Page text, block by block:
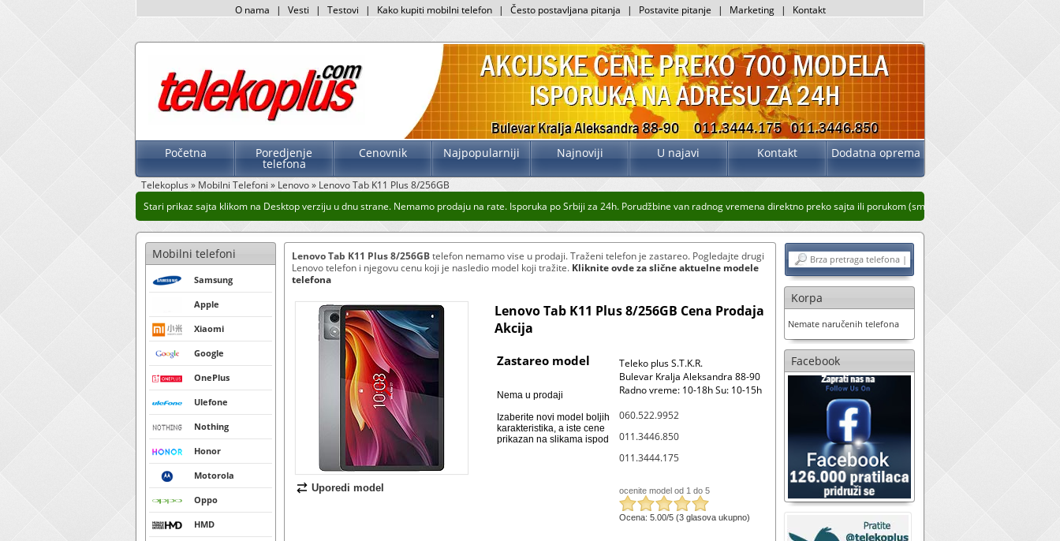
O nama | Vesti | Testovi | Kako kupiti mobilni telefon | Često postavljana pitanja | Postavite pitanje | Marketing | Kontakt
Početna Poredjenje
telefona
Cenovnik Najpopularniji Najnoviji U najavi Kontakt Dodatna oprema
Telekoplus» Mobilni Telefoni » Lenovo» Lenovo Tab K11 Plus 8/256GB
Stari prikaz sajta klikom na Desktop verziju u dnu strane. Nemamo prodaju na rate. Isporuka po Srbiji za 24h. Porudžbine van radnog vremena direktno preko sajta ili porukom (sms, whatsup, viber)
Mobilni telefoni
Samsung
Apple
Xiaomi
Google
OnePlus
Ulefone
Nothing
Honor
Motorola
Oppo
HMD
Lenovo Tab K11 Plus 8/256GBtelefon nemamo vise u prodaji. Traženi telefon je zastareo. Pogledajte drugi
Lenovo telefon i njegovu cenu koji je nasledio model koji tražite. Kliknite ovde za slične aktuelne modele
telefona
Uporedi model
Lenovo Tab K11 Plus 8/256GB Cena Prodaja
Akcija
Zastareo model
Nema u prodaji
Izaberite novi model boljih
karakteristika, a iste cene
prikazan na slikama ispod
Teleko plus S.T.K.R.
Bulevar Kralja Aleksandra 88-90
Radno vreme: 10-18h Su: 10-15h
060.522.9952
011.3446.850
011.3444.175
ocenite model od 1 do 5
Ocena: 5.00/5 (3 glasova ukupno)
Korpa
Nemate naručenih telefona
Facebook